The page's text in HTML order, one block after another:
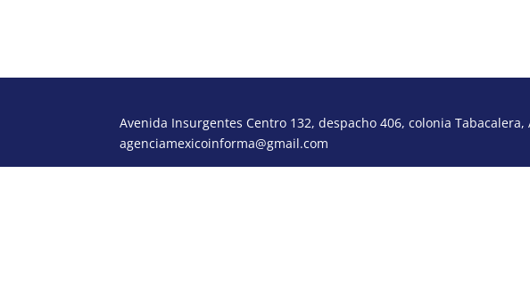
Avenida Insurgentes Centro 132, despacho 406, colonia
agenciamexicoinforma@gmail.com